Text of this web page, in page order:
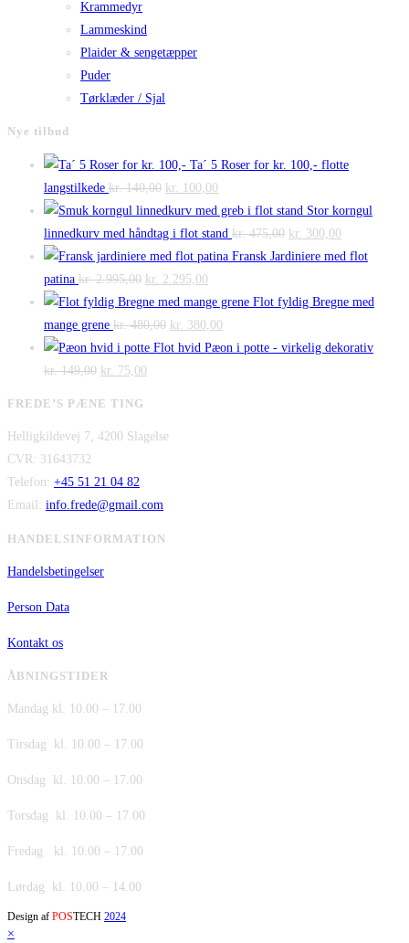
Krammedyr
Lammeskind
Plaider & sengetæpper
Puder
Tørklæder / Sjal
Nye tilbud
Ta´ 5 Roser for kr. 100,- flotte
langstilkede kr.140,00 Den
oprindelige
pris
var:
kr. 140,00.
kr. 100,00
aktuelle
pris
er:
Stor korngul
linnedkurv med håndtag i flot stand kr.475,00 Den
oprindelige
var:
kr. 300,00
aktuelle
er:
Fransk Jardiniere med flot
patina kr.2.995,00 Den
oprindelige
pris
var:
kr. 2.995,00.
kr. 2.295,00
aktuelle
pris
er:
Flot fyldig Bregne med
mange grene kr.480,00 Den
oprindelige
kr. 380,00
aktuelle
Flot hvid Pæon i potte - virkelig dekorativ
kr.149,00 Den
var:
kr. 75,00
er:
FREDE’S PÆNE TING
Helligkildevej 7, 4200 Slagelse
CVR: 31643732
Telefon: +45 51 21 04 82
Email: info.frede@gmail.com
HANDELSINFORMATION
Handelsbetingelser
Person Data
Kontakt os
ÅBNINGSTIDER
Mandag kl. 10.00 – 17.00
Tirsdag kl. 10.00 – 17.00
Onsdag kl. 10.00 – 17.00
Torsdag kl. 10.00 – 17.00
Fredag kl. 10.00 – 17.00
Lørdag kl. 10.00 – 14.00
Design af POSTECH 2024
×